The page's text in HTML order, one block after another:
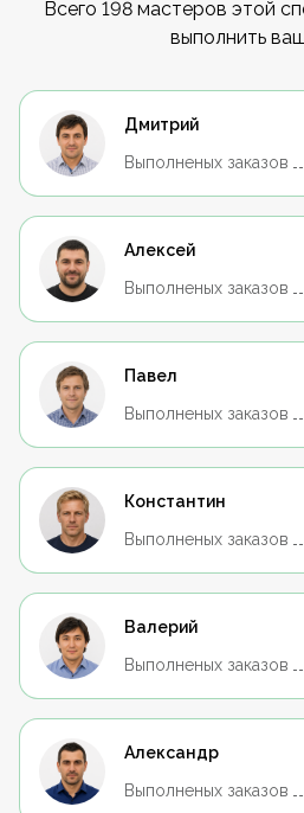
Всего 198 мастеров этой
выполнить
Дмитрий
Выполненых заказов
Алексей
Выполненых заказов
Павел
Выполненых заказов
Константин
Выполненых заказов
Валерий
Выполненых заказов
Александр
Выполненых заказов